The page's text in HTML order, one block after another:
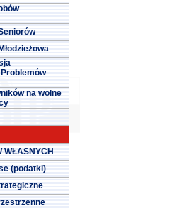
na wolne
WŁASNYCH
(podatki)